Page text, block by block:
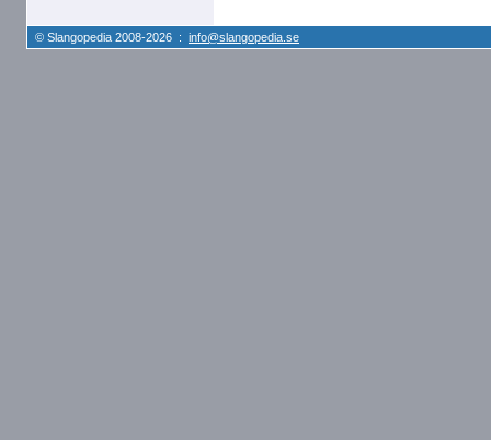
© Slangopedia 2008-2026 : info@slangopedia.se